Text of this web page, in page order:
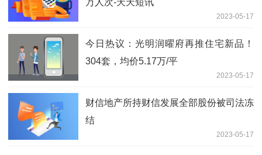
2023-05-17
今日热议：光明润曜府再推住宅新品！
304套，均价5.17万/平
2023-05-17
财信地产所持财信发展全部股份被司法冻
结
2023-05-17